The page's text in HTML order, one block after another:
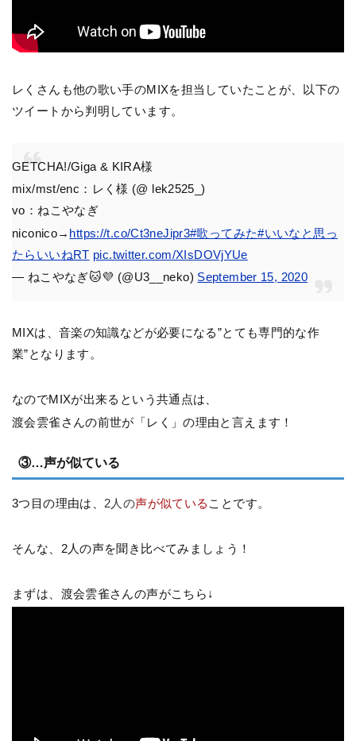
レくさんも他の歌い手のMIXを担当していたことが、以下の
ツイートから判明しています。
GETCHA!/Giga & KIRA様
mix/mst/enc：レく様 (@ lek2525_)
vo：ねこやなぎ
niconico→ https://t.co/Ct3neJipr3#歌ってみた#いいなと思っ
たらいいねRT pic.twitter.com/XIsDOVjYUe
— ねこやなぎ🐱💜 (@U3__neko) September 15, 2020
MIXは、音楽の知識などが必要になる”とても専門的な作
業”となります。
なのでMIXが出来るという共通点は、
渡会雲雀さんの前世が「レく」の理由と言えます！
③…声が似ている
3つ目の理由は、 2人の声が似ている ことです。
そんな、2人の声を聞き比べてみましょう！
まずは、渡会雲雀さんの声がこちら↓